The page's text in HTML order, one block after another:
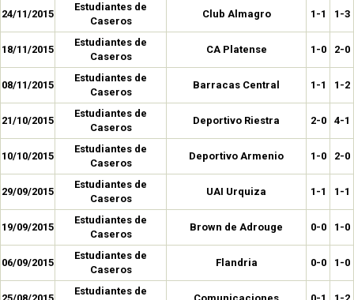
24/11/2015
Estudiantes de
Caseros
Club Almagro 1-1 1-3
18/11/2015
Estudiantes de
Caseros
CA Platense 1-0 2-0
08/11/2015
Estudiantes de
Caseros
Barracas Central 1-1 1-2
21/10/2015
Estudiantes de
Caseros
Deportivo Riestra 2-0 4-1
10/10/2015
Estudiantes de
Caseros
Deportivo Armenio 1-0 2-0
29/09/2015
Estudiantes de
Caseros
UAI Urquiza 1-1 1-1
19/09/2015
Estudiantes de
Caseros
Brown de Adrouge 0-0 1-0
06/09/2015
Estudiantes de
Caseros
Flandria 0-0 1-0
Estudiantes de